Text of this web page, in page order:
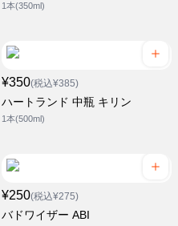
1本(350ml)
¥350(税込¥385)
ハートランド 中瓶 キリン
1本(500ml)
¥250(税込¥275)
バドワイザー ABI